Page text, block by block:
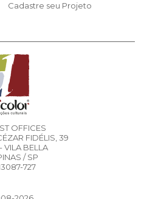
Cadastre seu Projeto
OFFICES
FIDÉLIS, 39
VILA BELLA
/ SP
727